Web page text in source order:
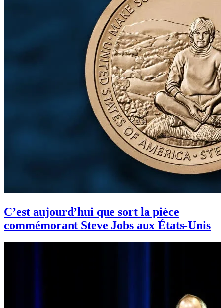
C’est aujourd’hui que sort la pièce
commémorant Steve Jobs aux États-Unis